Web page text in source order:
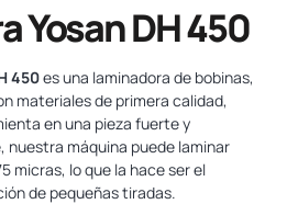
Yosan DH 450
450es una laminadora de bobinas,
materiales de primera calidad,
en una pieza fuerte y
máquina puede laminar
micras, lo que la hace ser el
de pequeñas tiradas.